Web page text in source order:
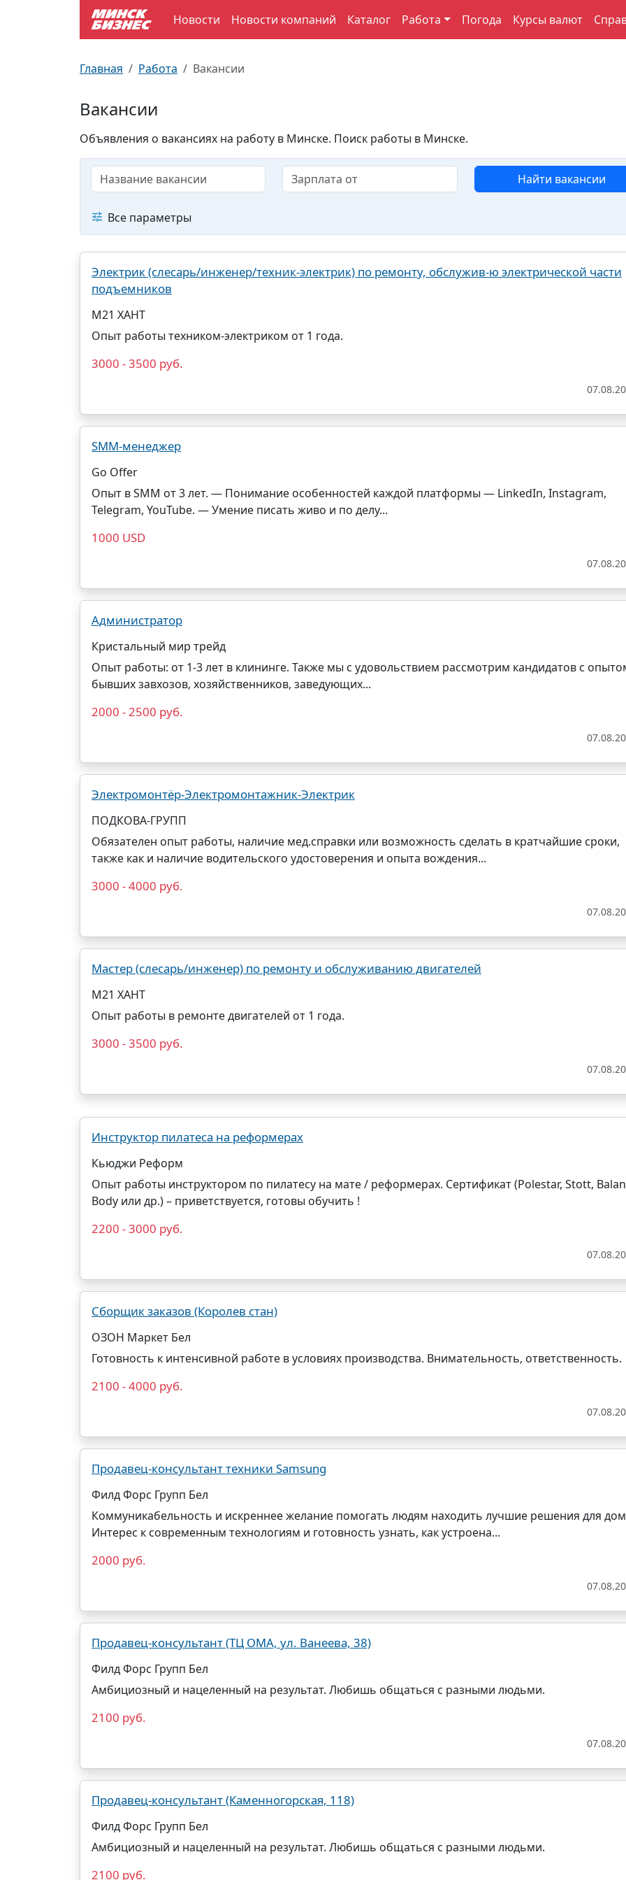
Новости Новости компаний Каталог Работа Погода Курсы валют
Главная Работа Вакансии
Вакансии
Объявления о вакансиях на работу в Минске. Поиск работы в Минске.
Найти вакансии
Все параметры
Электрик (слесарь/инженер/техник-электрик) по ремонту, обслужив-ю электрической части
подъемников
М21 ХАНТ
Опыт работы техником-электриком от 1 года.
3000 - 3500 руб.
SMM-менеджер
Go Offer
Опыт в SMM от 3 лет. — Понимание особенностей каждой платформы — LinkedIn, Instagram,
Telegram, YouTube. — Умение писать живо и по делу...
1000 USD
Администратор
Кристальный мир трейд
Опыт работы: от 1-3 лет в клининге. Также мы с удовольствием рассмотрим кандидатов с
бывших завхозов, хозяйственников, заведующих...
2000 - 2500 руб.
Электромонтёр-Электромонтажник-Электрик
ПОДКОВА-ГРУПП
Обязателен опыт работы, наличие мед.справки или возможность сделать в кратчайшие сроки,
также как и наличие водительского удостоверения и опыта вождения...
3000 - 4000 руб.
Мастер (слесарь/инженер) по ремонту и обслуживанию двигателей
М21 ХАНТ
Опыт работы в ремонте двигателей от 1 года.
3000 - 3500 руб.
Инструктор пилатеса на реформерах
Кьюджи Реформ
Опыт работы инструктором по пилатесу на мате / реформерах. Сертификат (Polestar, Stott,
Body или др.) – приветствуется, готовы обучить !
2200 - 3000 руб.
Сборщик заказов (Королев стан)
ОЗОН Маркет Бел
Готовность к интенсивной работе в условиях производства. Внимательность, ответственность.
2100 - 4000 руб.
Продавец-консультант техники Samsung
Филд Форс Групп Бел
Коммуникабельность и искреннее желание помогать людям находить лучшие решения для
Интерес к современным технологиям и готовность узнать, как устроена...
2000 руб.
Продавец-консультант (ТЦ ОМА, ул. Ванеева, 38)
Филд Форс Групп Бел
Амбициозный и нацеленный на результат. Любишь общаться с разными людьми.
2100 руб.
Продавец-консультант (Каменногорская, 118)
Филд Форс Групп Бел
Амбициозный и нацеленный на результат. Любишь общаться с разными людьми.
2100 руб.
Улицы Минска
Производственный календарь
Документы для ЗАГСа
Пробки на дорогах